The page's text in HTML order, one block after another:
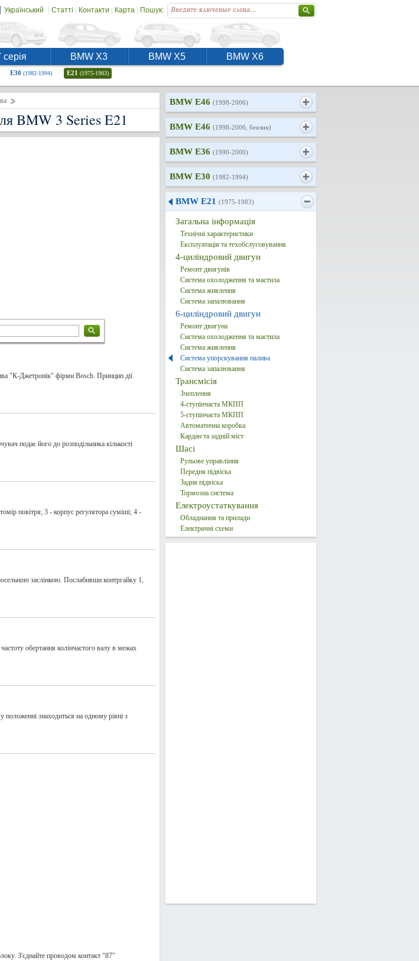
Український | Статті | Контакти | Карта| Пошук:
серія BMW X3 BMW X5 BMW X6
E30 (1982-1994) E21 (1975-1983)
BMW 3 Series E21
"К-Джетронік" фірми Bosch. Принцип дії
подає його до розподільника кількості
повітря; 3 - корпус регулятора суміші; 4 -
заслінкою. Послабивши контргайку 1,
обертання колінчастого валу в межах
положенні знаходиться на одному рівні з
З'єднайте проводом контакт "87"
BMW E46 (1998-2006)
BMW E46 (1998-2006, бензин)
BMW E36 (1990-2000)
BMW E30 (1982-1994)
BMW E21 (1975-1983)
Загальна інформація
Технічні характеристики
Експлуатація та техобслуговування
4-циліндровий двигун
Ремонт двигунів
Система охолодження та мастила
Система живлення
Система запалювання
6-циліндровий двигун
Ремонт двигуна
Система охолодження та мастила
Система живлення
Система упорскування палива
Система запалювання
Трансмісія
Зчеплення
4-ступінчаста МКПП
5-ступінчаста МКПП
Автоматична коробка
Кардан та задній міст
Шасі
Рульове управління
Передня підвіска
Задня підвіска
Тормозна система
Електроустаткування
Обладнання та прилади
Електричні схеми